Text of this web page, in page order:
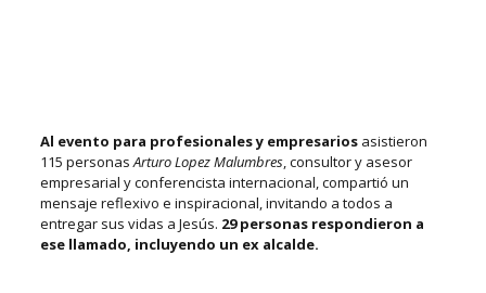
Al evento para profesionales y empresarios asistieron
115 personasArturo Lopez Malumbres, consultor y asesor
empresarial y conferencista internacional, compartió un
mensaje reflexivo e inspiracional, invitando a todos a
entregar sus vidas a Jesús. 29 personas respondieron a
ese llamado, incluyendo un ex alcalde.